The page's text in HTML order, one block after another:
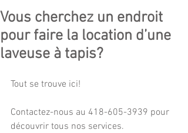
Vous cherchez un endroit
pour faire la location d’une
laveuse à tapis?
Tout se trouve ici!
Contactez-nous au 418-605-3939 pour
découvrir tous nos services.